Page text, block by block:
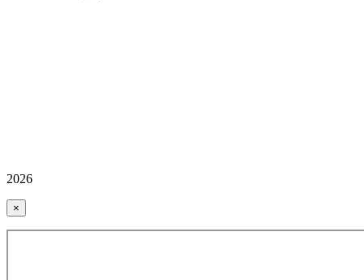
2026
×